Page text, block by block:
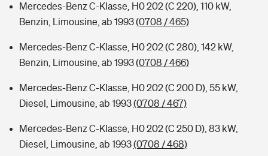
Typklassen: So ist Ihr Auto eingestuft
Sie haben Fragen?
Mercedes-Benz C-Klasse, H0 202 (C 220), 110 kW,
Benzin, Limousine, ab 1993(0708 / 465)
Mercedes-Benz C-Klasse, H0 202 (C 280), 142 kW,
Benzin, Limousine, ab 1993(0708 / 466)
Mercedes-Benz C-Klasse, H0 202 (C 200 D), 55 kW,
Diesel, Limousine, ab 1993(0708 / 467)
Mercedes-Benz C-Klasse, H0 202 (C 250 D), 83 kW,
Diesel, Limousine, ab 1993(0708 / 468)